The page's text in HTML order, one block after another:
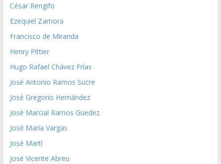
César Rengifo
Ezequiel Zamora
Francisco de Miranda
Henry Pittier
Hugo Rafael Chávez Frías
José Antonio Ramos Sucre
José Gregorio Hernández
José Marcial Ramos Guedez
José María Vargas
José Martí
José Vicente Abreu